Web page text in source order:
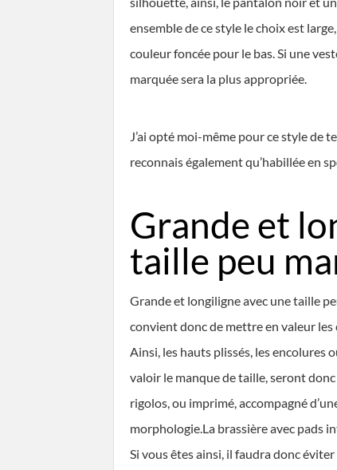
ensemble de ce style le choix est
couleur foncée pour le bas. Si une
marquée sera la plus appropriée.
J’ai opté moi-même pour ce style de
reconnais également qu’habillée en
Grande et
taille peu
Grande et longiligne avec une taille
convient donc de mettre en valeur
Ainsi, les hauts plissés, les encolures
valoir le manque de taille, seront
rigolos, ou imprimé, accompagné
morphologie.La brassière avec pads
Si vous êtes ainsi, il faudra donc